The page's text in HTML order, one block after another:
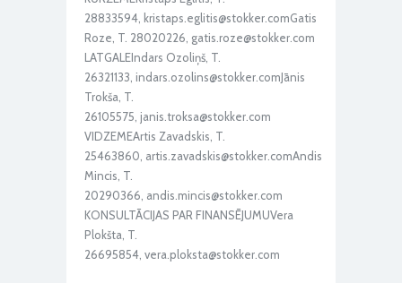
28833594, kristaps.eglitis@stokker.comGatis
Roze, T. 28020226, gatis.roze@stokker.com
LATGALEIndars Ozoliņš, T.
26321133, indars.ozolins@stokker.comJānis
Trokša, T.
26105575, janis.troksa@stokker.com
VIDZEMEArtis Zavadskis, T.
25463860, artis.zavadskis@stokker.comAndis
Mincis, T.
20290366, andis.mincis@stokker.com
KONSULTĀCIJAS PAR FINANSĒJUMUVera
Plokšta, T.
26695854, vera.ploksta@stokker.com